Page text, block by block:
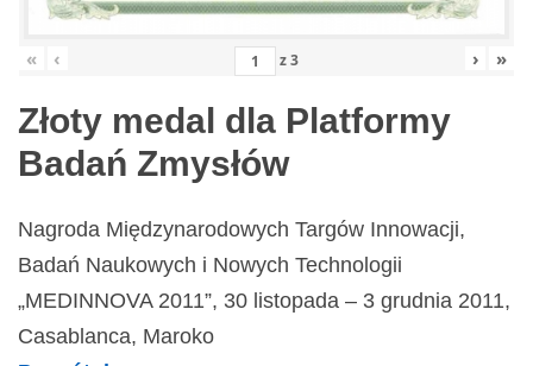
« ‹ z3 › »
Złoty medal dla Platformy
Badań Zmysłów
Nagroda Międzynarodowych Targów Innowacji,
Badań Naukowych i Nowych Technologii
„MEDINNOVA 2011”, 30 listopada – 3 grudnia 2011,
Casablanca, Maroko